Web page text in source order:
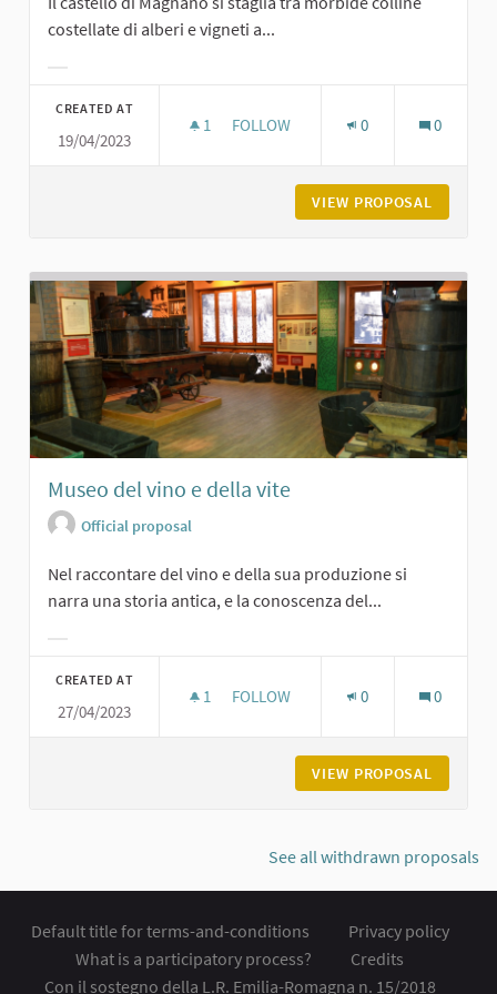
costellate di alberi e vigneti a...
CREATED AT
19/04/2023
1 1 FOLLOWER
FOLLOW 0 0
VIEW PROPOSAL
Museo del vino e della vite
Official proposal
Nel raccontare del vino e della sua produzione si
narra una storia antica, e la conoscenza del...
CREATED AT
27/04/2023
1 1 FOLLOWER
FOLLOW 0 0
VIEW PROPOSAL
See all withdrawn proposals
Default title for terms-and-conditions
Privacy policy
What is a participatory process?
Credits
Con il sostegno della L.R. Emilia-Romagna n. 15/2018